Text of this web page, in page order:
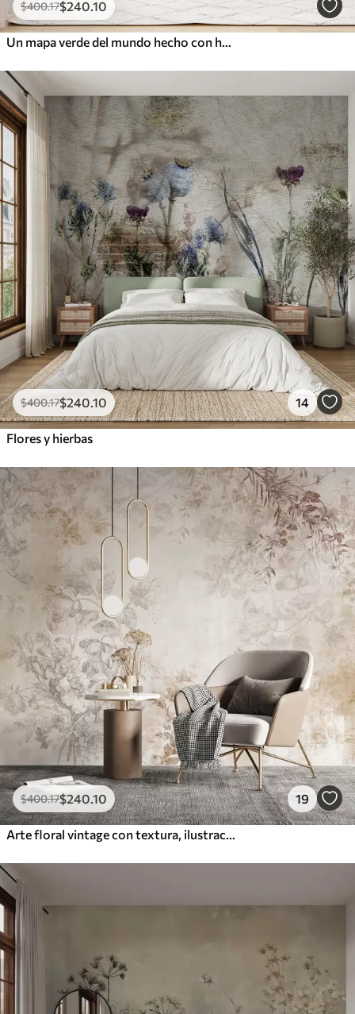
$400.17$240 .10
$400.17$240 .10 14
Flores y hierbas
$400.17$240 .10 19